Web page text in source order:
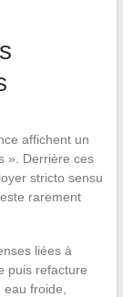
affichent un
». Derrière ces
stricto sensu
rarement
liées à
puis refacture
froide,